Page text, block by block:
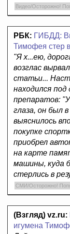
Видео/Осторожно!
РБК: ГИБДД:
Тимофея стер
"Я х...ею,
возглас
статьи...
находился
препаратов:
глаза, он был
выяснилось
покупке
приобрел
на карте
машины, куда
стерлись в
СМИ/Осторожно!
(Взгляд) vz.ru:
игумена